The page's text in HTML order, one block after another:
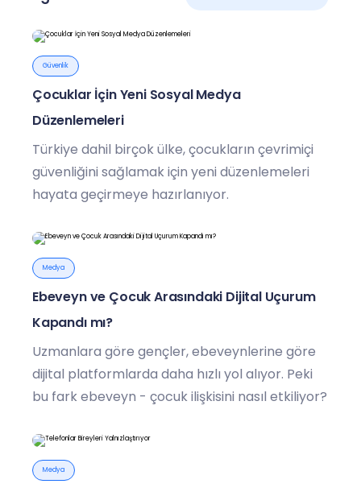
Güvenlik
Çocuklar İçin Yeni Sosyal Medya
Düzenlemeleri
Türkiye dahil birçok ülke, çocukların çevrimiçi
güvenliğini sağlamak için yeni düzenlemeleri
hayata geçirmeye hazırlanıyor.
Medya
Ebeveyn ve Çocuk Arasındaki Dijital Uçurum
Kapandı mı?
Uzmanlara göre gençler, ebeveynlerine göre
dijital platformlarda daha hızlı yol alıyor. Peki
bu fark ebeveyn - çocuk ilişkisini nasıl etkiliyor?
Medya